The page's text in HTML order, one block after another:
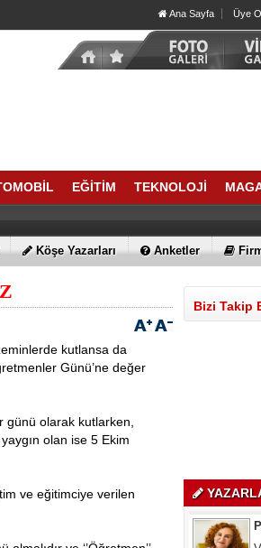
Ana Sayfa Üye
EĞİTİM TEKNOLOJİ
Köşe Yazarları Anketler
kutlansa da
Günü’ne değer
olarak kutlarken,
olan ise 5 Ekim
ve eğitimciye verilen
Bizi Takip